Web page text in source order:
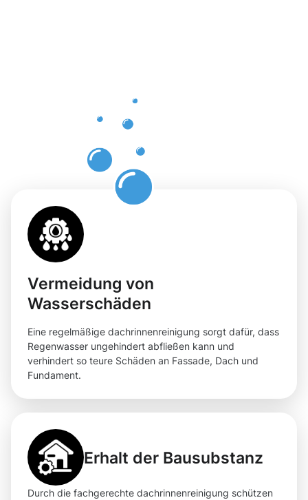
Vermeidung von
Wasserschäden
Eine regelmäßige dachrinnenreinigung sorgt dafür, dass
Regenwasser ungehindert abfließen kann und
verhindert so teure Schäden an Fassade, Dach und
Fundament.
Erhalt der Bausubstanz
Durch die fachgerechte dachrinnenreinigung schützen